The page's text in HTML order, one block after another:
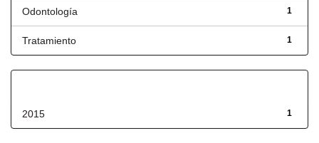
1
Odontología
1
Tratamiento
1
2015